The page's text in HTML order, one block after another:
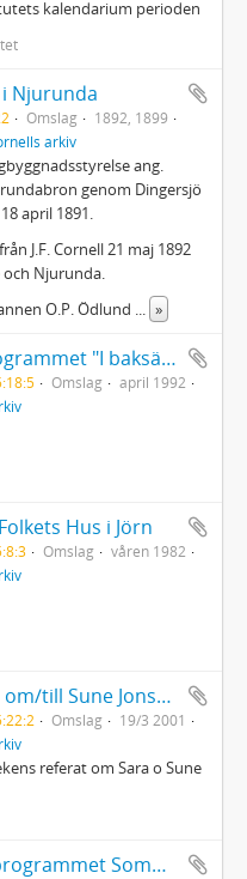
kalendarium perioden
Njurunda
Omslag
1892, 1899
arkiv
ang.
genom Dingersjö
april 1891.
J.F. Cornell 21 maj 1892
Njurunda.
O.P. Ödlund
»
Utkast till TV-programmet "I baksätet" Sara Lidman på Långholmen
Omslag
april 1992
Hus i Jörn
Omslag
våren 1982
Utkast till ramsa om/till Sune Jonsson Länsmuseet i Umeå
Omslag
19/3 2001
referat om Sara o Sune
Utkast till radioprogrammet Sommar